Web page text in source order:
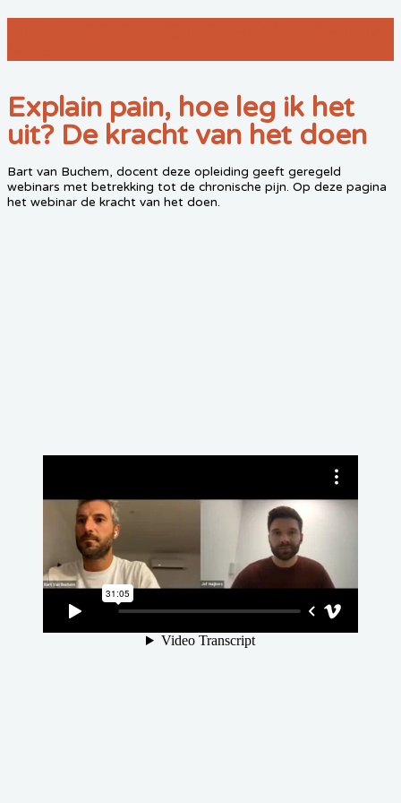
Explain pain, hoe leg ik het
uit? De kracht van het doen
Bart van Buchem, docent deze opleiding geeft geregeld
webinars met betrekking tot de chronische pijn. Op deze pagina
het webinar de kracht van het doen.